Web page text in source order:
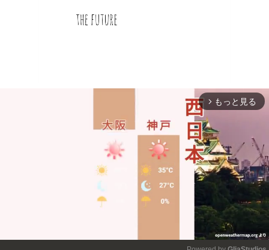
arrow_forward_ios もっと見る